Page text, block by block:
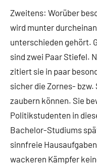
Zweitens: Worüber
wird munter
unterschieden gehört.
sind zwei Paar Stiefel.
zitiert sie in paar
sicher die Zornes-
zaubern können. Sie
Politikstudenten in
Bachelor-Studiums
sinnfreie
wackeren Kämpfer